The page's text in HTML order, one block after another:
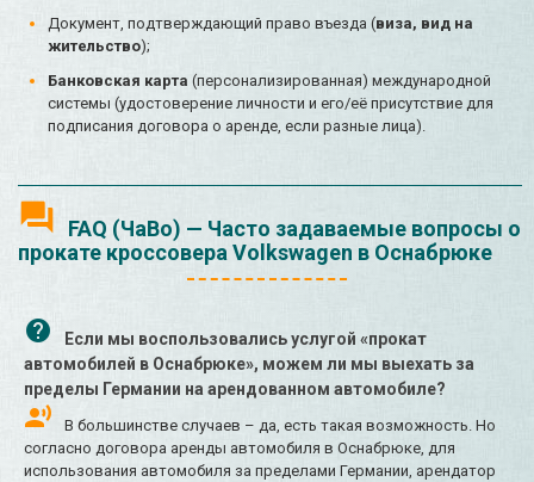
Документ, подтверждающий право въезда (виза, вид на
жительство);
Банковская карта (персонализированная) международной
системы (удостоверение личности и его/её присутствие для
подписания договора о аренде, если разные лица).
FAQ (ЧаВо) — Часто задаваемые вопросы о
прокате кроссовера Volkswagen в Оснабрюке
Если мы воспользовались услугой «прокат
автомобилей в Оснабрюке», можем ли мы выехать за
пределы Германии на арендованном автомобиле?
В большинстве случаев – да, есть такая возможность. Но
согласно договора аренды автомобиля в Оснабрюке, для
использования автомобиля за пределами Германии, арендатор